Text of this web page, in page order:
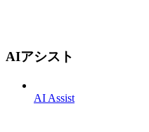
AIアシスト
AI Assist